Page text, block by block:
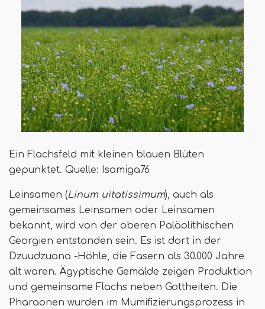
Ein Flachsfeld mit kleinen blauen Blüten
gepunktet. Quelle: Isamiga76
Leinsamen (Linum uitatissimum), auch als
gemeinsames Leinsamen oder Leinsamen
bekannt, wird von der oberen Paläolithischen
Georgien entstanden sein. Es ist dort in der
Dzuudzuana -Höhle, die Fasern als 30.000 Jahre
alt waren. Ägyptische Gemälde zeigen Produktion
und gemeinsame Flachs neben Gottheiten. Die
Pharaonen wurden im Mumifizierungsprozess in